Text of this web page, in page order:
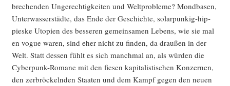
bre­chen­den Unge­rech­tig­kei­ten und Welt­pro­ble­me? Mond­ba­sen,
Unter­was­ser­städ­te, das Ende der Geschich­te, solar­pun­kig-hip­
pies­ke Uto­pien des bes­se­ren gemein­sa­men Lebens, wie sie mal
en vogue waren, sind eher nicht zu fin­den, da drau­ßen in der
Welt. Statt des­sen fühlt es sich manch­mal an, als wür­den die
Cyber­punk-Roma­ne mit den fie­sen kapi­ta­lis­ti­schen Kon­zer­nen,
den zer­brö­ckeln­den Staa­ten und dem Kampf gegen den neu­en